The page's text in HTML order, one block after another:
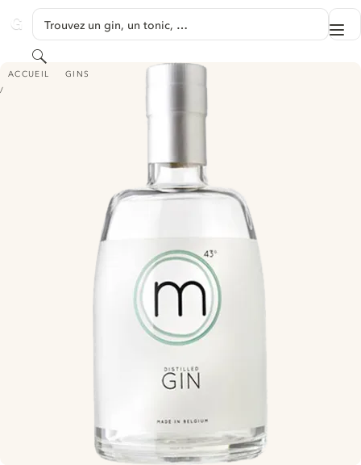
GINVENTORY
Trouvez un gin, un tonic, …
Rechercher
ACCUEIL GINS
M GIN - (BY DISTILLERY MASSY)